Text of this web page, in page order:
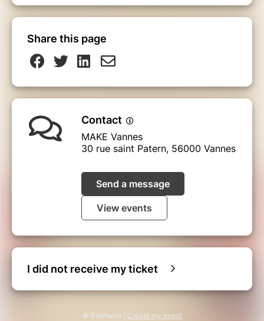
Share this page
Contact
MAKE Vannes
30 rue saint Patern, 56000 Vannes
Send a message
View events
I did not receive my ticket
© Billetweb | Create my event